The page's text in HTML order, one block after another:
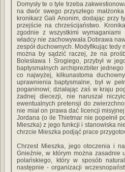
Domysły te o tyle trzeba
na dwór swego przyszłego
kronikarz Gali Anonim, dodając przy
przejście na chrześcijaństwo.
zgodnie z wszystkimi wymaganiami
władcy nie zachowywała Dobrawa
zespół duchownych. Modyfikując tedy
można by sądzić raczej, że na
Bolesława I Srogiego, przybył w
baptysmalnych archiprezbiter
co najwyżej, kilkunastoma
uprawnienia baptysmalne, był w
poganinowi; działając zaś w kraju
żadnej diecezji, nie naruszał
ewentualnych pretensji do
nie miał on prawa dać licencji
Jordana (o ile Thietmar nie popełnił
Mieszka) z jego funkcji i stanowiska
chrzcie Mieszka podjąć prace
Chrzest Mieszka, jego otoczenia i
Gnieźnie, w którym można zasadnie
polańskiego, który w sposób
następnie - organizacji